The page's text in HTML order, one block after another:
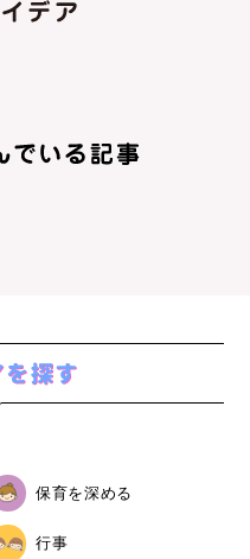
保育を深める
行事